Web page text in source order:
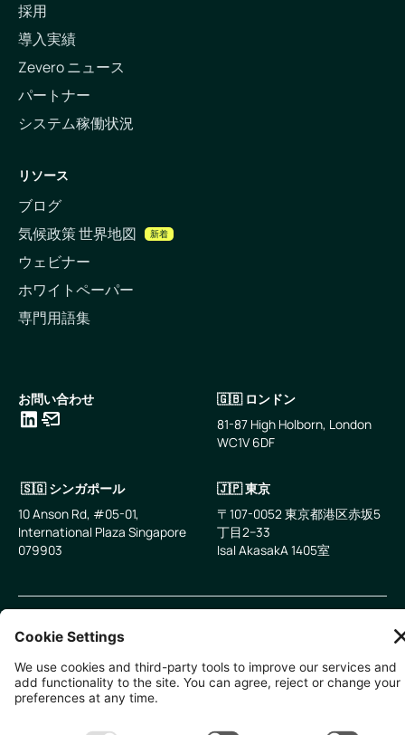
採用
導入実績
Zevero ニュース
パートナー
システム稼働状況
リソース
ブログ
気候政策 世界地図
新着
ウェビナー
ホワイトペーパー
専門用語集
お問い合わせ
🇬🇧 ロンドン
81-87 High Holborn, London
WC1V 6DF
🇸🇬 シンガポール
10 Anson Rd, #05-01,
International Plaza Singapore
079903
🇯🇵 東京
〒107-0052 東京都港区赤坂5
丁目2−33
IsaI AkasakA 1405室
無断複写・転載を禁じます。